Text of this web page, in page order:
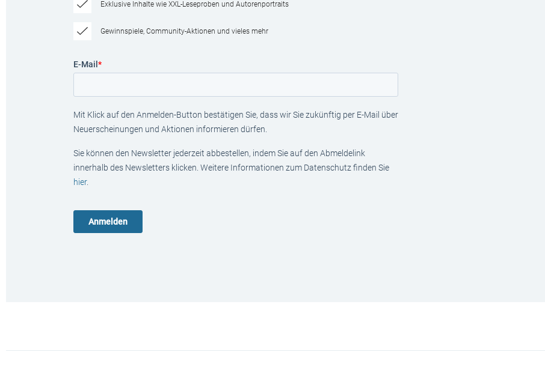
Exklusive Inhalte wie XXL-Leseproben und Autorenportraits
Gewinnspiele, Community-Aktionen und vieles mehr
E-Mail *
Mit Klick auf den Anmelden-Button bestätigen Sie, dass wir Sie zukünftig per E-Mail über
Neuerscheinungen und Aktionen informieren dürfen.
Sie können den Newsletter jederzeit abbestellen, indem Sie auf den Abmeldelink
innerhalb des Newsletters klicken. Weitere Informationen zum Datenschutz finden Sie
hier.